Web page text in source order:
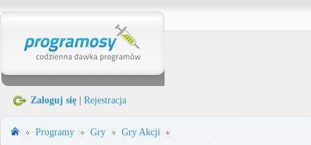
Zaloguj się Rejestracja
Programy Gry Gry Akcji